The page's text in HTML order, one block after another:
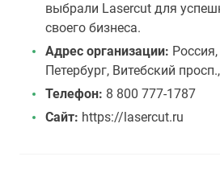
выбрали Lasercut для
своего бизнеса.
Адрес организации:
Петербург, Витебский
Телефон: 8 800 777-1787
Сайт: https://lasercut.ru